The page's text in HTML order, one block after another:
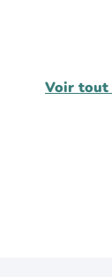
Voir tout